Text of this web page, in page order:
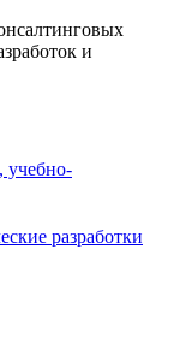
и
учебно-
разработки